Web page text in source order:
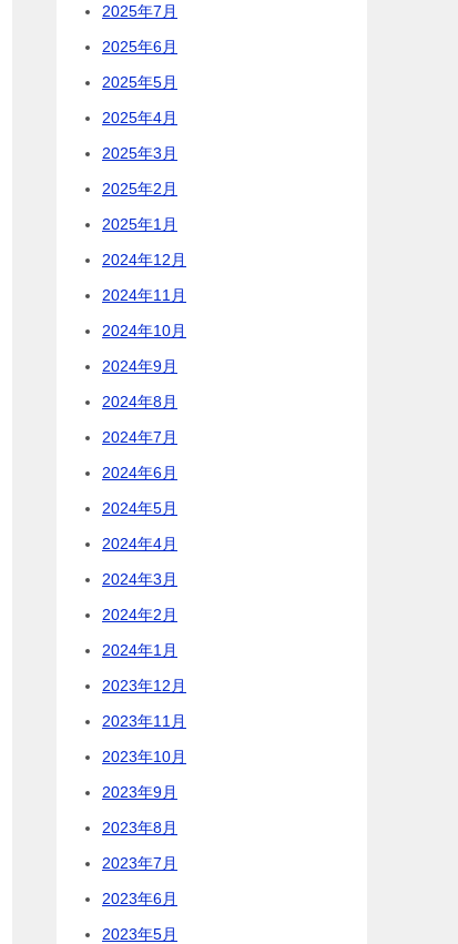
2025年7月
2025年6月
2025年5月
2025年4月
2025年3月
2025年2月
2025年1月
2024年12月
2024年11月
2024年10月
2024年9月
2024年8月
2024年7月
2024年6月
2024年5月
2024年4月
2024年3月
2024年2月
2024年1月
2023年12月
2023年11月
2023年10月
2023年9月
2023年8月
2023年7月
2023年6月
2023年5月